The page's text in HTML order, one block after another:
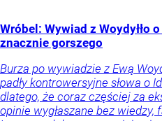
Wróbel: Wywiad z Woydyłło
znacznie gorszego
Burza po wywiadzie z Ewą
padły kontrowersyjne słowa o
dlatego, że coraz częściej za
opinie wygłaszane bez